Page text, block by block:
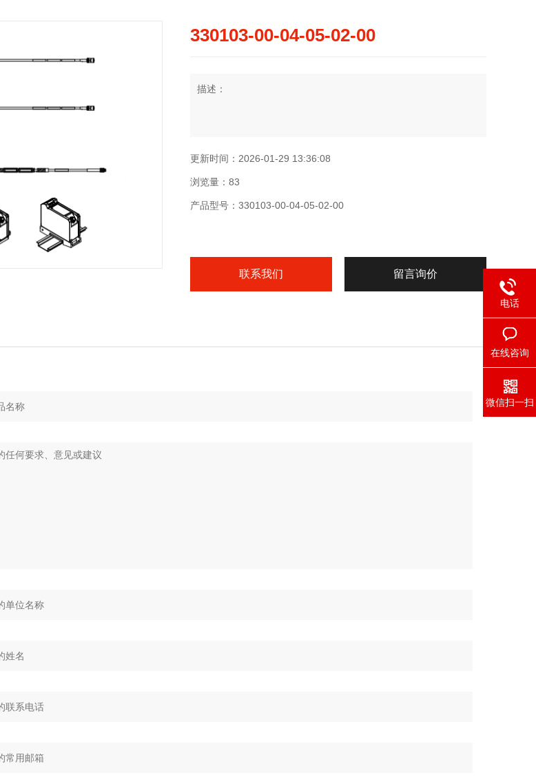
330103-00-04-05-02-00
描述：
更新时间：2026-01-29 13:36:08
浏览量：83
产品型号：330103-00-04-05-02-00
联系我们 留言询价
电话
在线咨询
微信扫一扫